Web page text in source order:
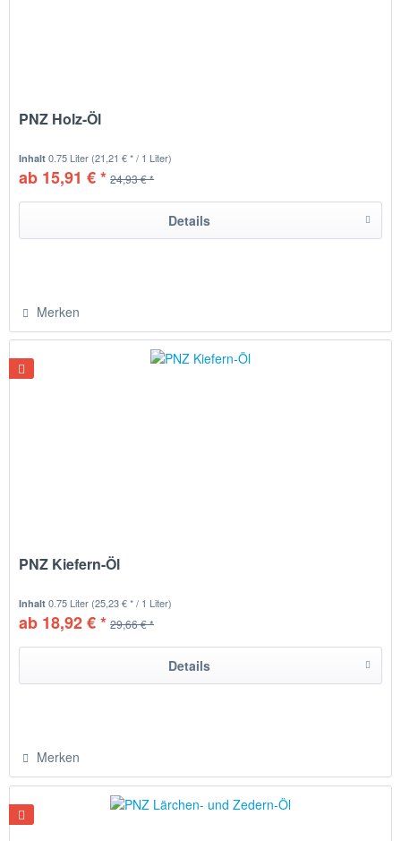
PNZ Holz-Öl
Inhalt0.75 Liter (21,21 € * / 1 Liter)
ab 15,91 € * 24,93 € *
Details
Merken
PNZ Kiefern-Öl
Inhalt0.75 Liter (25,23 € * / 1 Liter)
ab 18,92 € * 29,66 € *
Details
Merken